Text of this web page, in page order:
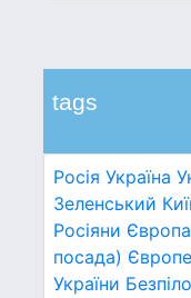
tags
Росія Україна
Зеленський
Росіяни Європа
посада)
України